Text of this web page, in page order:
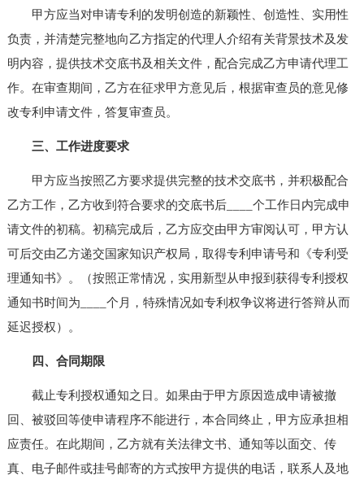
甲方应当对申请专利的发明创造的新颖性、创造性、实用性
负责，并清楚完整地向乙方指定的代理人介绍有关背景技术及发
明内容，提供技术交底书及相关文件，配合完成乙方申请代理工
作。在审查期间，乙方在征求甲方意见后，根据审查员的意见修
改专利申请文件，答复审查员。
三、工作进度要求
甲方应当按照乙方要求提供完整的技术交底书，并积极配合
乙方工作，乙方收到符合要求的交底书后____个工作日内完成申
请文件的初稿。初稿完成后，乙方应交由甲方审阅认可，甲方认
可后交由乙方递交国家知识产权局，取得专利申请号和《专利受
理通知书》。（按照正常情况，实用新型从申报到获得专利授权
通知书时间为____个月，特殊情况如专利权争议将进行答辩从而
延迟授权）。
四、合同期限
截止专利授权通知之日。如果由于甲方原因造成申请被撤
回、被驳回等使申请程序不能进行，本合同终止，甲方应承担相
应责任。在此期间，乙方就有关法律文书、通知等以面交、传
真、电子邮件或挂号邮寄的方式按甲方提供的电话，联系人及地